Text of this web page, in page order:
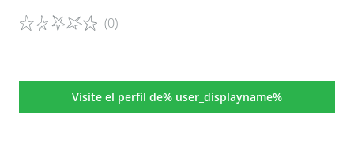
(0)
Visite el perfil de% user_displayname%